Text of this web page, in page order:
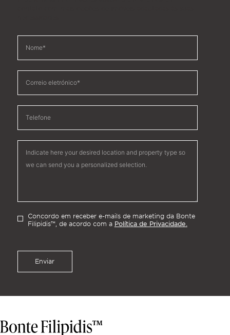
Concordo em receber e-mails de marketing da Bonte
Filipidis™, de acordo com a Política de Privacidade.
Enviar